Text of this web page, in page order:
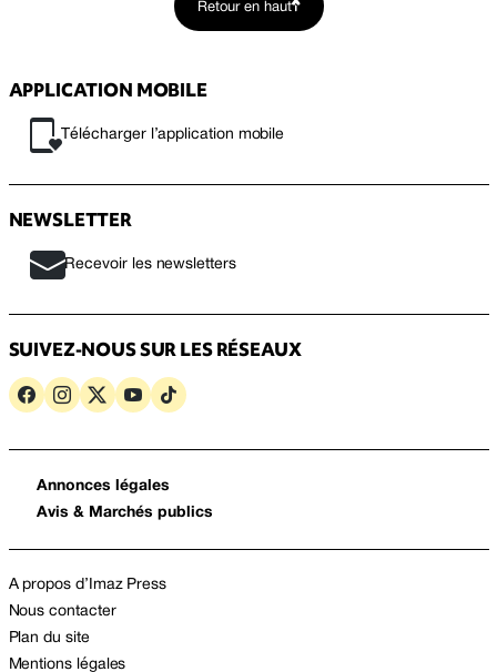
Retour en haut
APPLICATION MOBILE
Télécharger l’application mobile
NEWSLETTER
Recevoir les newsletters
SUIVEZ-NOUS SUR LES RÉSEAUX
Annonces légales
Avis & Marchés publics
A propos d’Imaz Press
Nous contacter
Plan du site
Mentions légales